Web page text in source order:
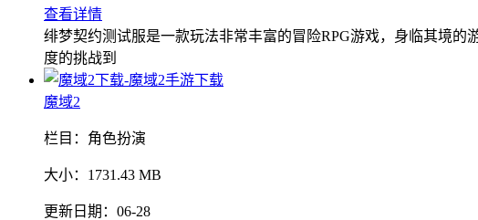
查看详情
绯梦契约测试服是一款玩法非常丰富的冒险RPG游戏，身临其境
度的挑战到
魔域2
栏目： 角色扮演
大小： 1731.43 MB
更新日期： 06-28